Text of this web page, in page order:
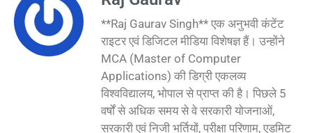
**Raj Gaurav Singh** एक अनुभवी कंटेंट
राइटर एवं डिजिटल मीडिया विशेषज्ञ हैं। उन्होंने
MCA (Master of Computer
Applications) की डिग्री एकलव्य
विश्वविद्यालय, भोपाल से प्राप्त की है। पिछले 5
वर्षों से अधिक समय से वे सरकारी योजनाओं,
सरकारी एवं निजी भर्तियों, परीक्षा परिणाम, एडमिट